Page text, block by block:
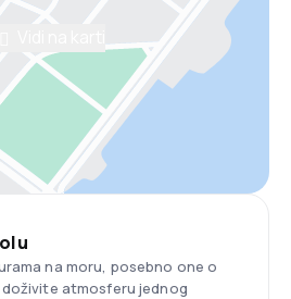
na moru, posebno one o
atmosferu jednog